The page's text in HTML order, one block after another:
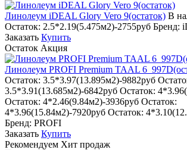
Линолеум iDEAL Glory Vero 9(остаток) В
Остаток: 2.5*2.19(5.475м2)-2755руб Бренд:
Заказать Купить
Остаток Акция
Линолеум PROFI Premium TAAL
Остаток: 3.5*3.97(13.895м2)-9882руб
3.5*3.91(13.685м2)-6842руб Остаток:
Остаток: 4*2.46(9.84м2)-3936руб Остаток:
4*3.96(15.84м2)-7920руб Остаток:
Бренд: PROFI
Заказать Купить
Рекомендуем Хит продаж